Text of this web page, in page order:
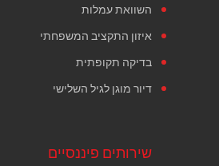
השוואת עמלות
איזון התקציב המשפחתי
בדיקה תקופתית
דיור מוגן לגיל השלישי
שירותים פיננסיים